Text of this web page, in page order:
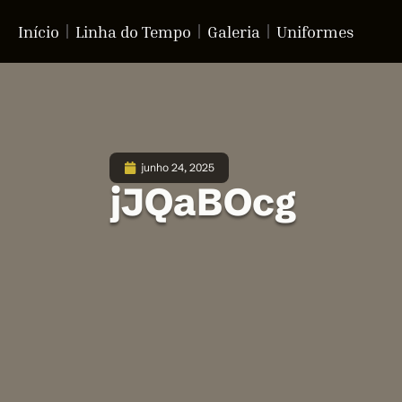
Início Linha do Tempo Galeria Uniformes
junho 24, 2025
jJQaBOcg